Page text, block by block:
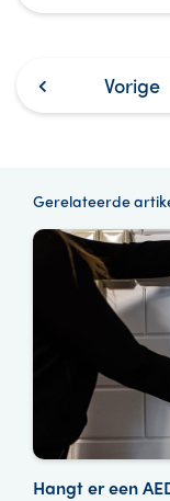
Vorige
Gerelateerde
Hangt er een